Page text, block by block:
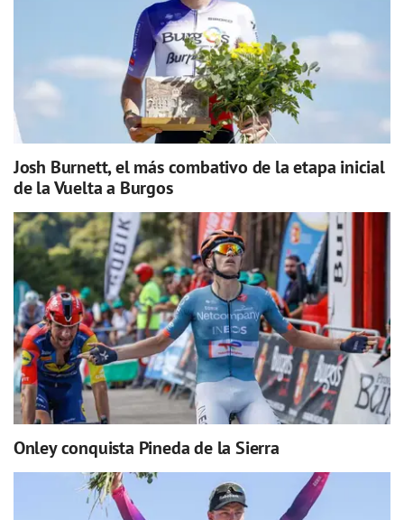
Josh Burnett, el más combativo de la etapa inicial
de la Vuelta a Burgos
Onley conquista Pineda de la Sierra